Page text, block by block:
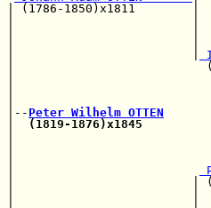
| (1786-
|                         |
|                         |
|
|
|
|-- Peter Wilhelm OTTEN
(1819-1876)x1845
|
|
|
|                         |